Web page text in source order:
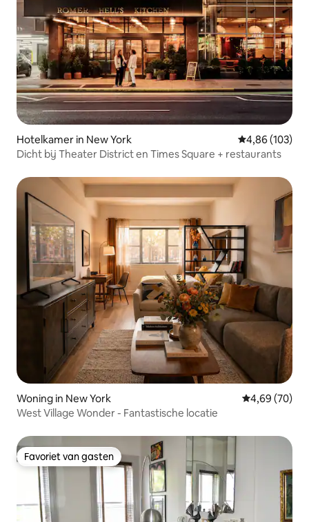
Hotelkamer in New York Gemiddelde
4,86 (103)
Dicht bij Theater District en Times Square + restaurants
Woning in New York Gemiddelde
4,69 (70)
West Village Wonder - Fantastische locatie
Favoriet van gasten
Favoriet van gasten